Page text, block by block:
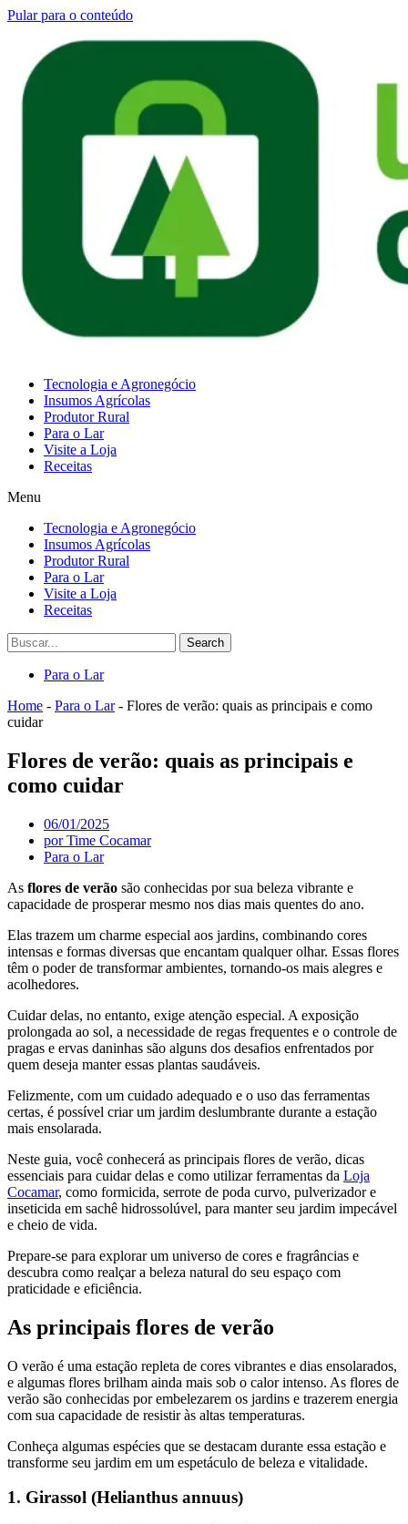
Pular para o conteúdo
Tecnologia e Agronegócio
Insumos Agrícolas
Produtor Rural
Para o Lar
Visite a Loja
Receitas
Menu
Tecnologia e Agronegócio
Insumos Agrícolas
Produtor Rural
Para o Lar
Visite a Loja
Receitas
Search
Para o Lar
Home - Para o Lar- Flores de verão: quais as principais e como
cuidar
Flores de verão: quais as principais e
como cuidar
06/01/2025
porTime Cocamar
Para o Lar
As flores de verão são conhecidas por sua beleza vibrante e
capacidade de prosperar mesmo nos dias mais quentes do ano.
Elas trazem um charme especial aos jardins, combinando cores
intensas e formas diversas que encantam qualquer olhar. Essas flores
têm o poder de transformar ambientes, tornando-os mais alegres e
acolhedores.
Cuidar delas, no entanto, exige atenção especial. A exposição
prolongada ao sol, a necessidade de regas frequentes e o controle de
pragas e ervas daninhas são alguns dos desafios enfrentados por
quem deseja manter essas plantas saudáveis.
Felizmente, com um cuidado adequado e o uso das ferramentas
certas, é possível criar um jardim deslumbrante durante a estação
mais ensolarada.
Neste guia, você conhecerá as principais flores de verão, dicas
essenciais para cuidar delas e como utilizar ferramentas da Loja
Cocamar, como formicida, serrote de poda curvo, pulverizador e
inseticida em sachê hidrossolúvel, para manter seu jardim impecável
e cheio de vida.
Prepare-se para explorar um universo de cores e fragrâncias e
descubra como realçar a beleza natural do seu espaço com
praticidade e eficiência.
As principais flores de verão
O verão é uma estação repleta de cores vibrantes e dias ensolarados,
e algumas flores brilham ainda mais sob o calor intenso. As flores de
verão são conhecidas por embelezarem os jardins e trazerem energia
com sua capacidade de resistir às altas temperaturas.
Conheça algumas espécies que se destacam durante essa estação e
transforme seu jardim em um espetáculo de beleza e vitalidade.
1. Girassol (Helianthus annuus)